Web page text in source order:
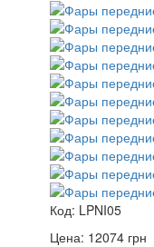
Код: LPNI05
Цена: 12074 грн